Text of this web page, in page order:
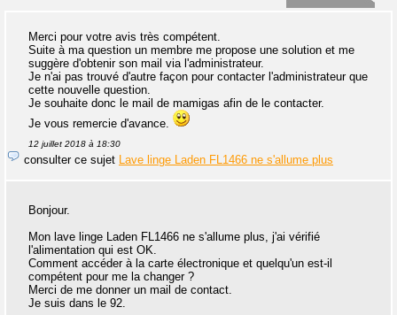
Merci pour votre avis très compétent.
Suite à ma question un membre me propose une solution et me
suggère d'obtenir son mail via l'administrateur.
Je n'ai pas trouvé d'autre façon pour contacter l'administrateur que
cette nouvelle question.
Je souhaite donc le mail de mamigas afin de le contacter.
Je vous remercie d'avance.
12 juillet 2018 à 18:30
consulter ce sujet Lave linge Laden FL1466 ne s'allume plus
Bonjour.
Mon lave linge Laden FL1466 ne s'allume plus, j'ai vérifié
l'alimentation qui est OK.
Comment accéder à la carte électronique et quelqu'un est-il
compétent pour me la changer ?
Merci de me donner un mail de contact.
Je suis dans le 92.